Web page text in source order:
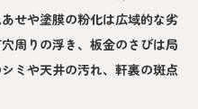
せや塗膜の粉化は広域的な劣
周りの浮き、板金のさびは局
ミや天井の汚れ、軒裏の斑点